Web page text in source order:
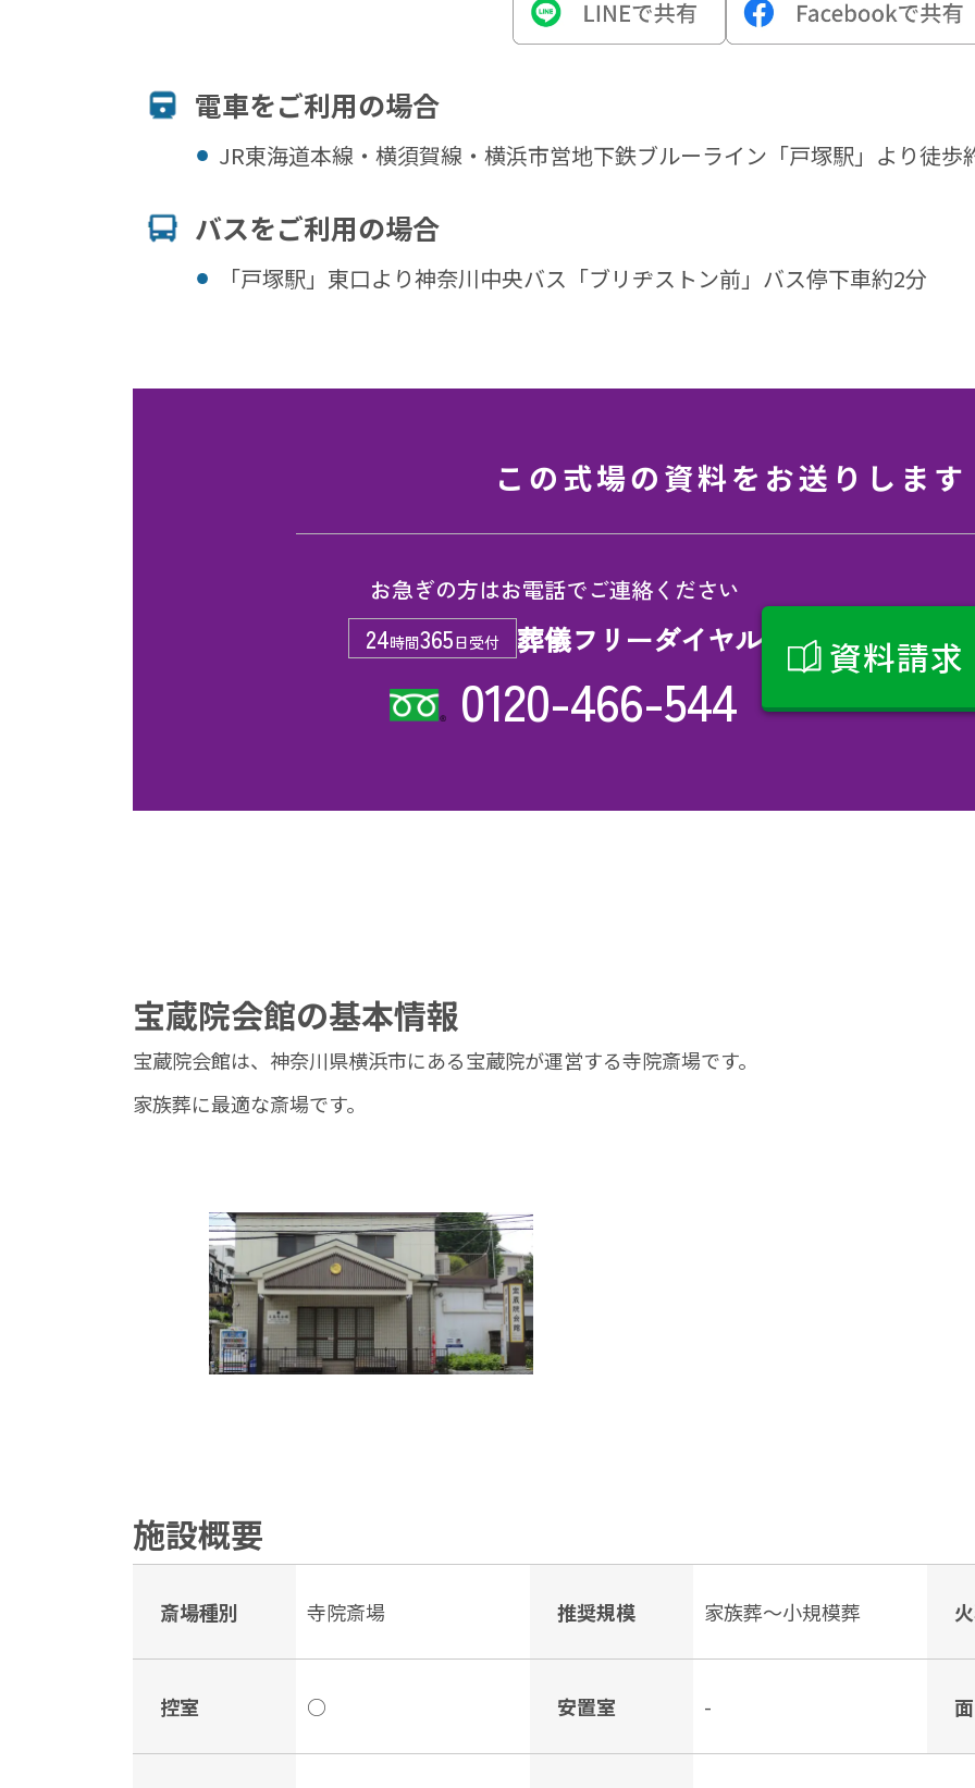
電⾞をご利⽤の場合
JR東海道本線・横須賀線・横浜市営地下鉄ブルーライン「戸塚駅」より徒歩
バスをご利⽤の場合
「戸塚駅」東口より神奈川中央バス「ブリヂストン前」バス停下車約2分
この式場の資料をお送りします
お急ぎの方はお電話でご連絡ください
24時間365日受付 葬儀フリーダイヤル
0120-466-544
資料請
宝蔵院会館の基本情報
宝蔵院会館は、神奈川県横浜市にある宝蔵院が運営する寺院斎場です。
家族葬に最適な斎場です。
施設概要
斎場種別 寺院斎場 推奨規模 家族葬〜小規模葬
控室 ○ 安置室 -